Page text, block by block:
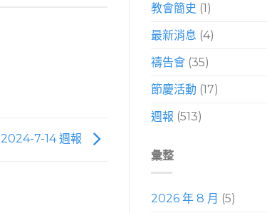
2024-7-14 週報
教會簡史 (1)
最新消息 (4)
禱告會(35)
節慶活動 (17)
週報 (513)
彙整
2026 年 8 月 (5)